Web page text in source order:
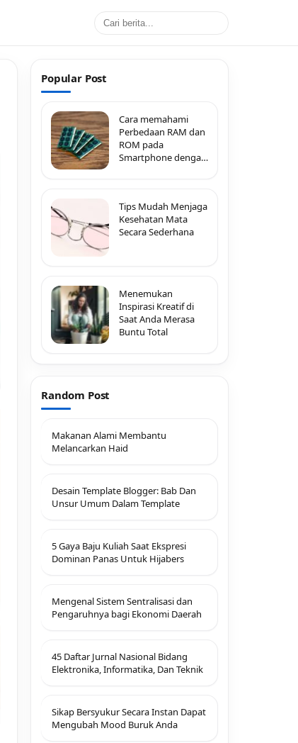
Popular Post
Cara memahami
Perbedaan RAM dan
ROM pada
Smartphone dengan
Tips Mudah Menjaga
Kesehatan Mata
Secara Sederhana
Menemukan
Inspirasi Kreatif di
Saat Anda Merasa
Buntu Total
Random Post
Makanan Alami Membantu
Melancarkan Haid
Desain Template Blogger: Bab Dan
Unsur Umum Dalam Template
5 Gaya Baju Kuliah Saat Ekspresi
Dominan Panas Untuk Hijabers
Mengenal Sistem Sentralisasi dan
Pengaruhnya bagi Ekonomi Daerah
45 Daftar Jurnal Nasional Bidang
Elektronika, Informatika, Dan Teknik
Sikap Bersyukur Secara Instan Dapat
Mengubah Mood Buruk Anda